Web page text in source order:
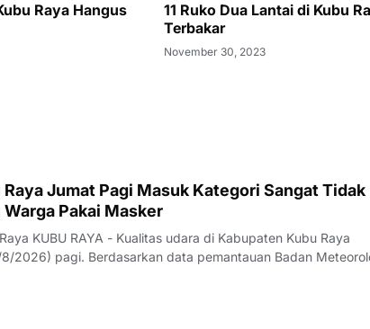
Raya Hangus
11 Ruko Dua Lantai di Kubu
Terbakar
November 30, 2023
Jumat Pagi Masuk Kategori Sangat Tidak
Pakai Masker
KUBU RAYA - Kualitas udara di Kabupaten Kubu Raya
2026) pagi. Berdasarkan data pemantauan Badan
yang diakses sekitar pukul 07.00 WIB, konsentrasi